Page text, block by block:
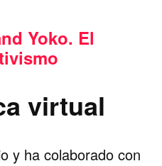
Yoko. El
virtual
y ha colaborado con